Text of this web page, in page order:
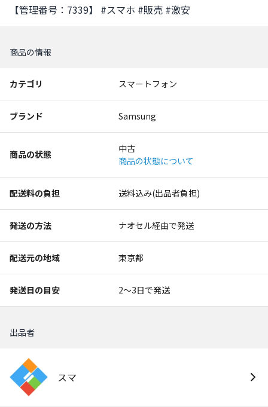
【管理番号：7339】 #スマホ #販売 #激安
商品の情報
カテゴリ スマートフォン
ブランド Samsung
商品の状態
中古
商品の状態について
配送料の負担 送料込み(出品者負担)
発送の方法 ナオセル経由で発送
配送元の地域 東京都
発送日の目安 2〜3日で発送
出品者
スマ